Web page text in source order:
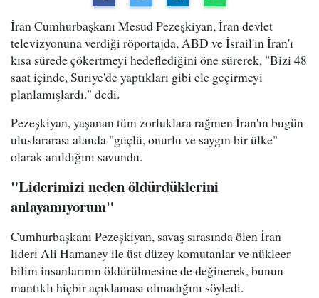
İran Cumhurbaşkanı Mesud Pezeşkiyan, İran devlet
televizyonuna verdiği röportajda, ABD ve İsrail'in İran'ı
kısa sürede çökertmeyi hedeflediğini öne sürerek, "Bizi 48
saat içinde, Suriye'de yaptıkları gibi ele geçirmeyi
planlamışlardı." dedi.
Pezeşkiyan, yaşanan tüm zorluklara rağmen İran'ın bugün
uluslararası alanda "güçlü, onurlu ve saygın bir ülke"
olarak anıldığını savundu.
"Liderimizi neden öldürdüklerini
anlayamıyorum"
Cumhurbaşkanı Pezeşkiyan, savaş sırasında ölen İran
lideri Ali Hamaney ile üst düzey komutanlar ve nükleer
bilim insanlarının öldürülmesine de değinerek, bunun
mantıklı hiçbir açıklaması olmadığını söyledi.